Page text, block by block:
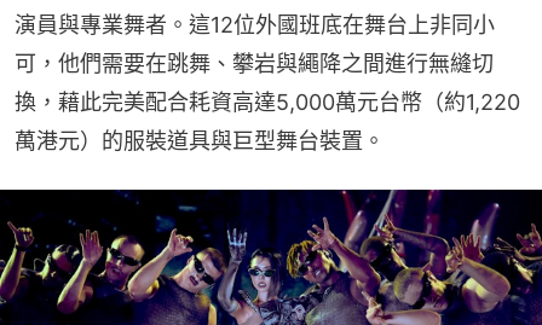
演員與專業舞者。這12位外國班底在舞台上非同小
可，他們需要在跳舞、攀岩與繩降之間進行無縫切
換，藉此完美配合耗資高達5,000萬元台幣（約1,220
萬港元）的服裝道具與巨型舞台裝置。